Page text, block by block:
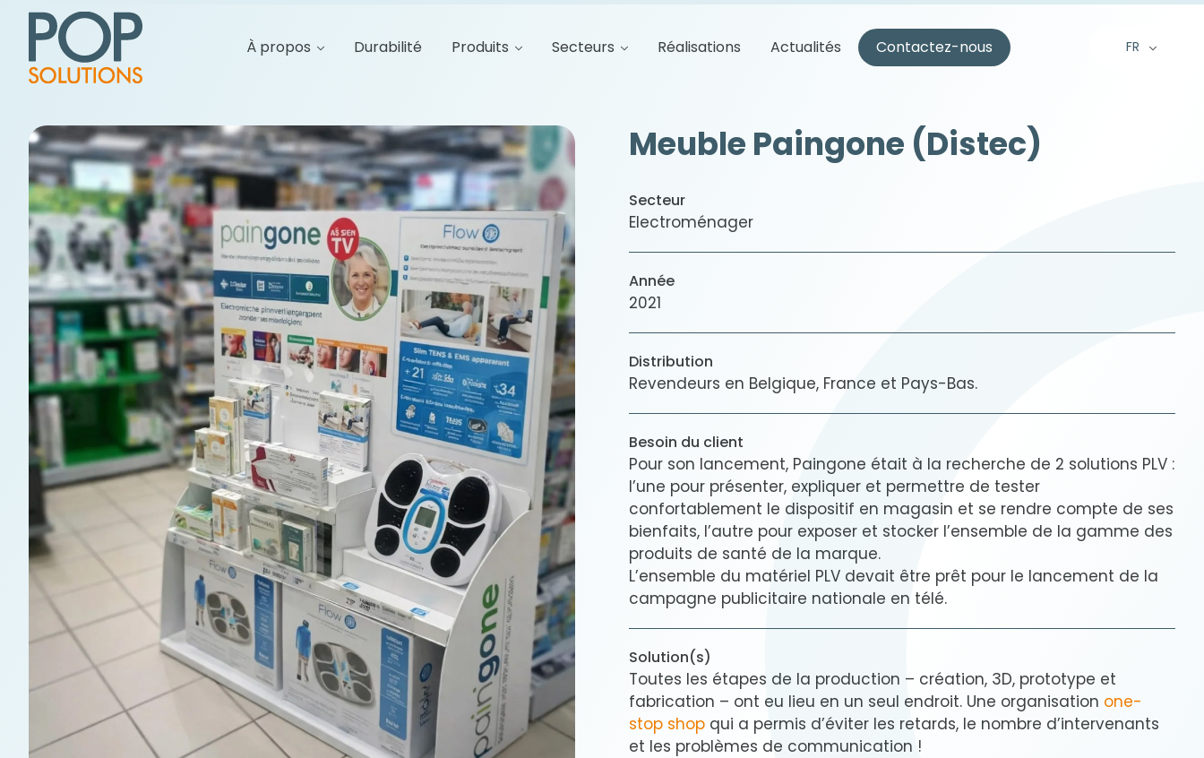
À propos Durabilité Produits Secteurs Réalisations Actualités Contactez-nous FR
EN
Meuble Paingone (Distec)
Secteur
Electroménager
Année
2021
Distribution
Revendeurs en Belgique, France et Pays-Bas.
Besoin du client
Pour son lancement, Paingone était à la recherche de 2 solutions PLV :
l’une pour présenter, expliquer et permettre de tester
confortablement le dispositif en magasin et se rendre compte de ses
bienfaits, l’autre pour exposer et stocker l’ensemble de la gamme des
produits de santé de la marque.
L’ensemble du matériel PLV devait être prêt pour le lancement de la
campagne publicitaire nationale en télé.
Solution(s)
Toutes les étapes de la production – création, 3D, prototype et
fabrication – ont eu lieu en un seul endroit. Une organisation one-
stop shop qui a permis d’éviter les retards, le nombre d’intervenants
et les problèmes de communication !